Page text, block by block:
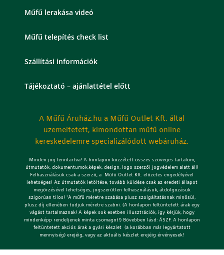
Műfű lerakása videó
Műfű telepítés check list
Szállítási információk
Tájékoztató – ajánlattétel előtt
A Műfű Áruház.hu a Műfű Outlet Kft. által
üzemeltetett, kimondottan műfű online
kereskedelemre specializálódott webáruház.
Minden jog fenntartva! A honlapon közzétett összes szöveges tartalom,
útmutatók, dokumentumok,képek, design, logo szerzői jogvédelem alatt áll!
Felhasználásuk csak a szerző, a Műfű Outlet Kft. előzetes engedélyével
lehetséges! Az útmutatók letöltése, tovább küldése csak az eredeti állapot
megőrzésével lehetséges, jogszerűtlen felhasználásuk, átdolgozásuk
szigorúan tilos! *A műfű méretre szabása plusz szolgáltatásnak minősül,
plusz díj ellenében tudjuk méretre szabni. (A honlapon feltüntetett árak egy
vágást tartalmaznak! A képek sok esetben illusztrációk, így kérjük, hogy
mindenképp rendeljenek minta csomagot!) Bővebben lásd: ÁSZF. A honlapon
feltüntetett akciós árak a gyári készlet (a korábban már legyártatott
mennyiség) erejéig, vagy az aktuális készlet erejéig érvényesek!